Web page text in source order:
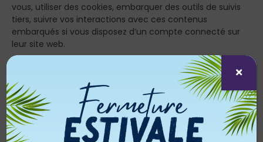
vous, utiliser des cookies, embarquer des outils de suivis
tiers, suivre vos interactions avec ces contenus
embarqués si vous disposez d’un compte connecté sur
leur site web.
Utilisation et transmission
de vos données
personnelles